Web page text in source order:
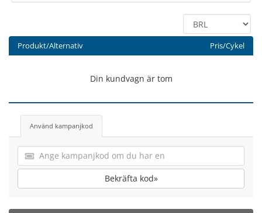
Produkt/Alternativ Pris/Cykel
Din kundvagn är tom
Använd kampanjkod
Bekräfta kod»